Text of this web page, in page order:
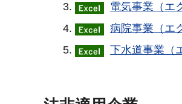
電気事業（エ
病院事業（エ
下水道事業（